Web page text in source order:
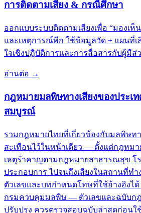
การติดตามเสียง & กรณีศึกษา
ออกแบบระบบติดตามเสียงเพื่อ “มองเห็
และเหตุการณ์พีก ใช้ข้อมูลวัด + แผนที่เ
ใจเชิงปฏิบัติการและการสื่อสารกับผู้มีส่
อ่านต่อ →
กฎหมายมลพิษทางเสียงของประเ
สมบูรณ์
รวมกฎหมายไทยที่เกี่ยวข้องกับมลพิษท
สะเทือนไว้ในหน้าเดียว — ตั้งแต่กฎหม
เหตุรำคาญตามกฎหมายสาธารณสุข โ
ประกอบการ ไปจนถึงเสียงในสถานที่ท
ตัวเลขและบทกำหนดโทษที่ใช้อ้างอิงได้
กรมควบคุมมลพิษ — ตัวเลขและฉบับก
ปรับปรุง ควรตรวจสอบฉบับล่าสุดก่อนใ